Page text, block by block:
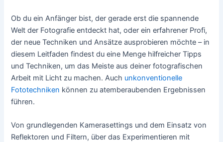
Ob du ein Anfänger bist, der gerade erst die spannende
Welt der Fotografie entdeckt hat, oder ein erfahrener Profi,
der neue Techniken und Ansätze ausprobieren möchte – in
diesem Leitfaden findest du eine Menge hilfreicher Tipps
und Techniken, um das Meiste aus deiner fotografischen
Arbeit mit Licht zu machen. Auch unkonventionelle
Fototechniken können zu atemberaubenden Ergebnissen
führen.
Von grundlegenden Kamerasettings und dem Einsatz von
Reflektoren und Filtern, über das Experimentieren mit